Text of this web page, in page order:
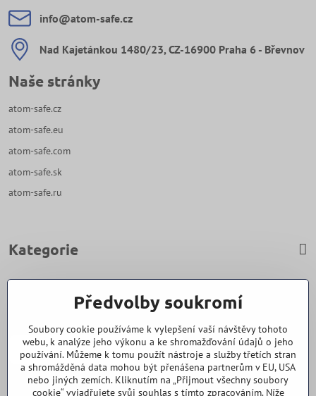
info​@atom-safe​.cz
Nad Kajetánkou 1480/23, CZ-16900 Praha 6 - Břevnov
Naše stránky
atom-safe.cz
atom-safe.eu
atom-safe.com
atom-safe.sk
atom-safe.ru
Kategorie
Zavoláme Vám zpět
Váš telefon
Předvolby soukromí
Soubory cookie používáme k vylepšení vaší návštěvy tohoto
webu, k analýze jeho výkonu a ke shromažďování údajů o jeho
používání. Můžeme k tomu použít nástroje a služby třetích stran
a shromážděná data mohou být přenášena partnerům v EU, USA
nebo jiných zemích. Kliknutím na „Přijmout všechny soubory
cookie“ vyjadřujete svůj souhlas s tímto zpracováním. Níže